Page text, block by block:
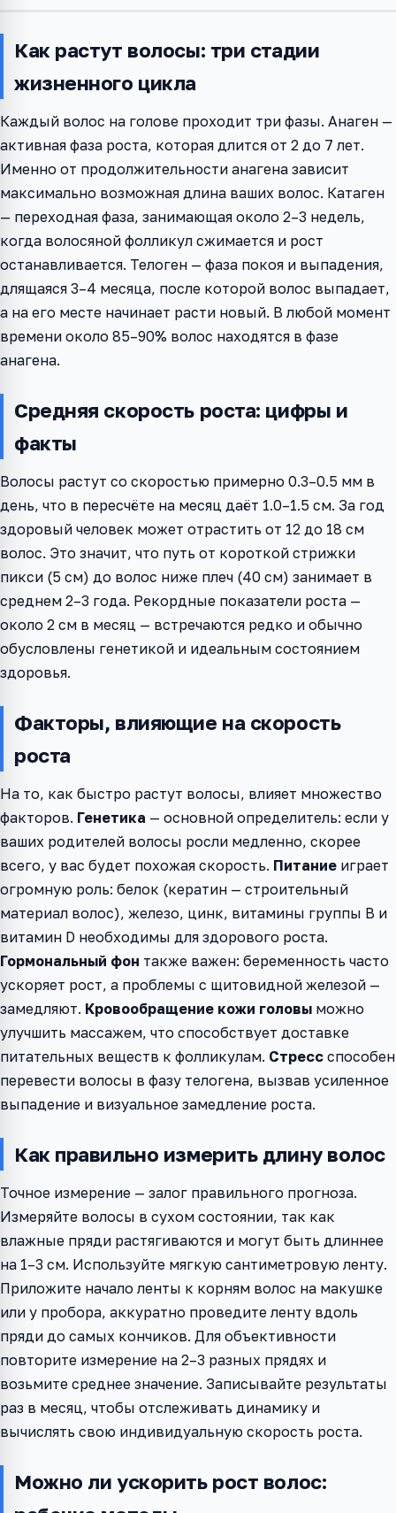
Как растут волосы: три стадии
жизненного цикла
Каждый волос на голове проходит три фазы. Анаген —
активная фаза роста, которая длится от 2 до 7 лет.
Именно от продолжительности анагена зависит
максимально возможная длина ваших волос. Катаген
— переходная фаза, занимающая около 2–3 недель,
когда волосяной фолликул сжимается и рост
останавливается. Телоген — фаза покоя и выпадения,
длящаяся 3–4 месяца, после которой волос выпадает,
а на его месте начинает расти новый. В любой момент
времени около 85–90% волос находятся в фазе
анагена.
Средняя скорость роста: цифры и
факты
Волосы растут со скоростью примерно 0.3–0.5 мм в
день, что в пересчёте на месяц даёт 1.0–1.5 см. За год
здоровый человек может отрастить от 12 до 18 см
волос. Это значит, что путь от короткой стрижки
пикси (5 см) до волос ниже плеч (40 см) занимает в
среднем 2–3 года. Рекордные показатели роста —
около 2 см в месяц — встречаются редко и обычно
обусловлены генетикой и идеальным состоянием
здоровья.
Факторы, влияющие на скорость
роста
На то, как быстро растут волосы, влияет множество
факторов. Генетика — основной определитель: если у
ваших родителей волосы росли медленно, скорее
всего, у вас будет похожая скорость. Питание играет
огромную роль: белок (кератин — строительный
материал волос), железо, цинк, витамины группы B и
витамин D необходимы для здорового роста.
Гормональный фон также важен: беременность часто
ускоряет рост, а проблемы с щитовидной железой —
замедляют. Кровообращение кожи головы можно
улучшить массажем, что способствует доставке
питательных веществ к фолликулам. Стресс способен
перевести волосы в фазу телогена, вызвав усиленное
выпадение и визуальное замедление роста.
Как правильно измерить длину волос
Точное измерение — залог правильного прогноза.
Измеряйте волосы в сухом состоянии, так как
влажные пряди растягиваются и могут быть длиннее
на 1–3 см. Используйте мягкую сантиметровую ленту.
Приложите начало ленты к корням волос на макушке
или у пробора, аккуратно проведите ленту вдоль
пряди до самых кончиков. Для объективности
повторите измерение на 2–3 разных прядях и
возьмите среднее значение. Записывайте результаты
раз в месяц, чтобы отслеживать динамику и
вычислять свою индивидуальную скорость роста.
Можно ли ускорить рост волос: